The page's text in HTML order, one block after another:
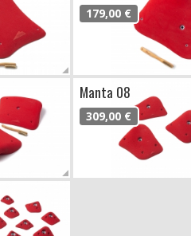
179,00 €
Manta 08
309,00 €